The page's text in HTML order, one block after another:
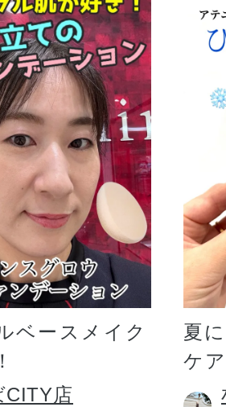
ファッション
ギフト
イド
質問
ベースメイク
CITY店
夏
ケ